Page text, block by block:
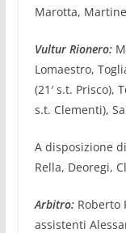
Marotta,
Vultur Rionero:
Lomaestro,
(21′ s.t. Prisco),
s.t. Clementi),
A disposizione di
Rella, Deoregi,
Arbitro:Roberto
assistenti